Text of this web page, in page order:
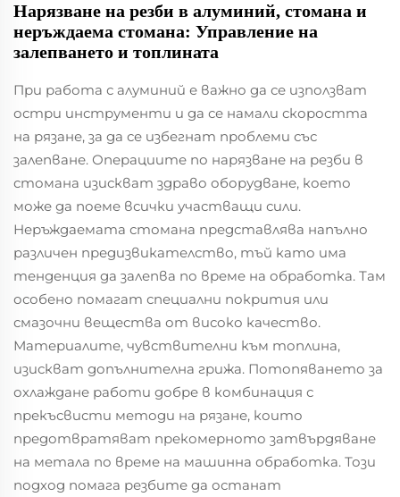
Нарязване на резби в алуминий, стомана и
неръждаема стомана: Управление на
залепването и топлината
При работа с алуминий е важно да се използват
остри инструменти и да се намали скоростта
на рязане, за да се избегнат проблеми със
залепване. Операциите по нарязване на резби в
стомана изискват здраво оборудване, което
може да поеме всички участващи сили.
Неръждаемата стомана представлява напълно
различен предизвикателство, тъй като има
тенденция да залепва по време на обработка. Там
особено помагат специални покрития или
смазочни вещества от високо качество.
Материалите, чувствителни към топлина,
изискват допълнителна грижа. Потопяването за
охлаждане работи добре в комбинация с
прекъсвисти методи на рязане, които
предотвратяват прекомерното затвърдяване
на метала по време на машинна обработка. Този
подход помага резбите да останат